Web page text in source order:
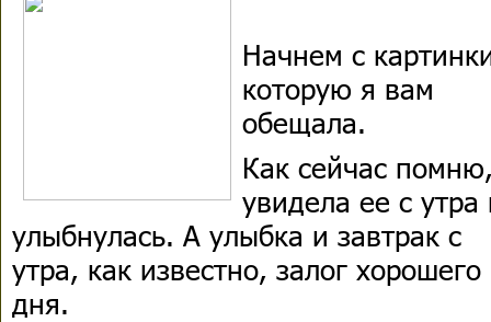
Начнем с
которую я вам
обещала.
Как сейчас
увидела ее с утра
улыбнулась. А улыбка и завтрак с
утра, как известно, залог хорошего
дня.